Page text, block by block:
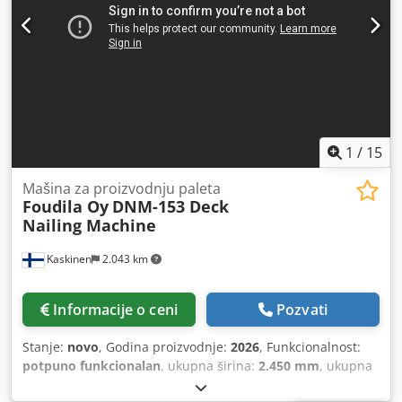
transportera: 1,5 kW dužina transportera: 4200 mm
transportne dimenzije (d/š/v): 430 / 240 / 150 cm težina:
1 / 15
Kaskinen 2.043 km
Mašina za proizvodnju paleta
Foudila Oy DNM-153 Deck
Nailing Machine
Informacije o ceni Pozvati
Stanje: novo, Godina proizvodnje: 2026, Funkcionalnost:
potpuno funkcionalan, ukupna širina: 2.450 mm, ukupna
, ukupna dužina: